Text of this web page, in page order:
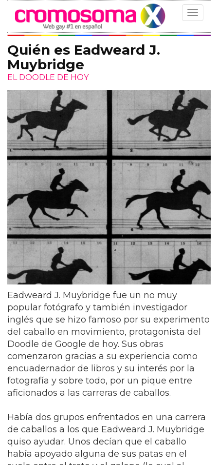
Toggle
Quién es Eadweard J.
Muybridge
EL DOODLE DE HOY
Eadweard J. Muybridge fue un no muy
popular fotógrafo y también investigador
inglés que se hizo famoso por su experimento
del caballo en movimiento, protagonista del
Doodle de Google de hoy. Sus obras
comenzaron gracias a su experiencia como
encuadernador de libros y su interés por la
fotografía y sobre todo, por un pique entre
aficionados a las carreras de caballos.
Había dos grupos enfrentados en una carrera
de caballos a los que Eadweard J. Muybridge
quiso ayudar. Unos decían que el caballo
había apoyado alguna de sus patas en el